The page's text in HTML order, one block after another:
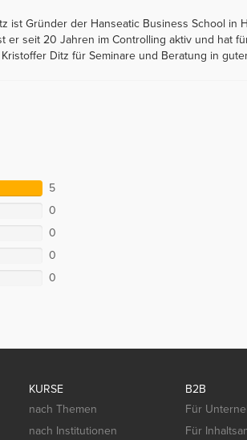
ist Gründer der Hanseatic Business School in
er seit 20 Jahren im Controlling aktiv und hat
Ditz für Seminare und Beratung in
5
0
0
0
0
KURSE
nach Themen
nach Institutionen
B2B
Für
Für